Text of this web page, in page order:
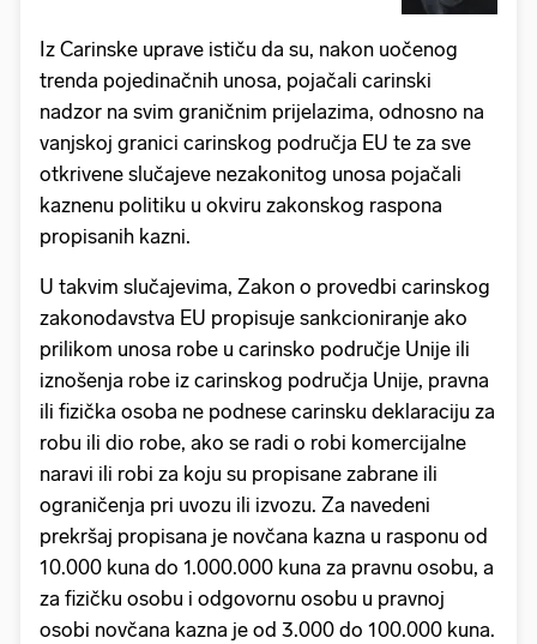
Iz Carinske uprave ističu da su, nakon uočenog
trenda pojedinačnih unosa, pojačali carinski
nadzor na svim graničnim prijelazima, odnosno na
vanjskoj granici carinskog područja EU te za sve
otkrivene slučajeve nezakonitog unosa pojačali
kaznenu politiku u okviru zakonskog raspona
propisanih kazni.
U takvim slučajevima, Zakon o provedbi carinskog
zakonodavstva EU propisuje sankcioniranje ako
prilikom unosa robe u carinsko područje Unije ili
iznošenja robe iz carinskog područja Unije, pravna
ili fizička osoba ne podnese carinsku deklaraciju za
robu ili dio robe, ako se radi o robi komercijalne
naravi ili robi za koju su propisane zabrane ili
ograničenja pri uvozu ili izvozu. Za navedeni
prekršaj propisana je novčana kazna u rasponu od
10.000 kuna do 1.000.000 kuna za pravnu osobu, a
za fizičku osobu i odgovornu osobu u pravnoj
osobi novčana kazna je od 3.000 do 100.000 kuna.